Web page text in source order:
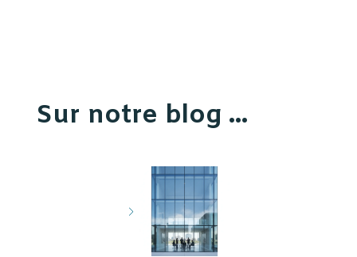
Sur notre blog ...